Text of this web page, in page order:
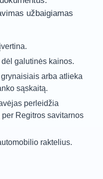
užbaigiamas
galutinės kainos.
arba atlieka
sąskaitą.
perleidžia
per Regitros savitarnos
raktelius.